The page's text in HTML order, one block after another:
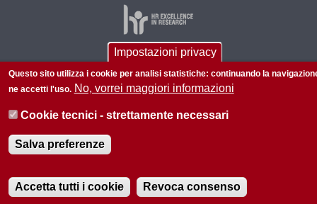
© 2026 Università di Padova - Tutti i diritti riservati
Impostazioni privacy
Questo sito utilizza i cookie per analisi statistiche: continuando la
ne accetti l'uso. No, vorrei maggiori informazioni
Cookie tecnici - strettamente necessari
Salva preferenze
Accetta tutti i cookie Revoca consenso